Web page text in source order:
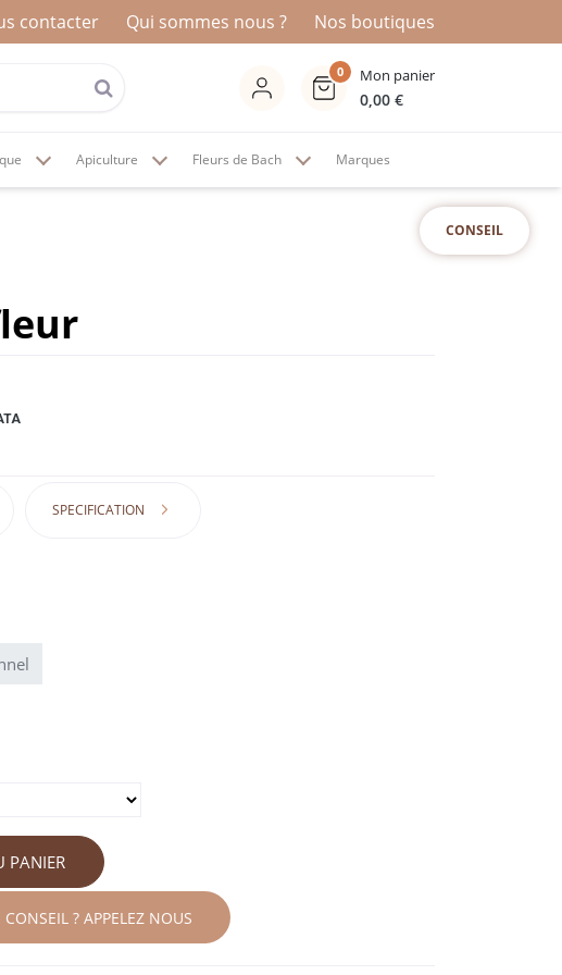
contacter Qui sommes nous ? Nos boutiques
0 Mon panier
0,00 €
Apiculture Fleurs de Bach Marques
CONSEIL
SPECIFICATION
PANIER
? APPELEZ NOUS